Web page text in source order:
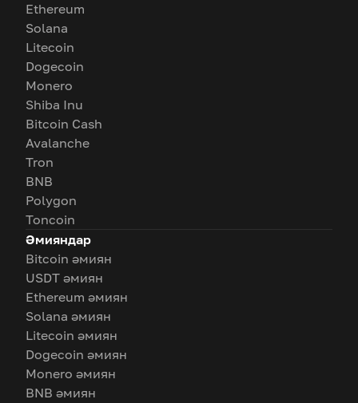
Ethereum
Solana
Litecoin
Dogecoin
Monero
Shiba Inu
Bitcoin Cash
Avalanche
Tron
BNB
Polygon
Toncoin
Әмияндар
Bitcoin әмиян
USDT әмиян
Ethereum әмиян
Solana әмиян
Litecoin әмиян
Dogecoin әмиян
Monero әмиян
BNB әмиян